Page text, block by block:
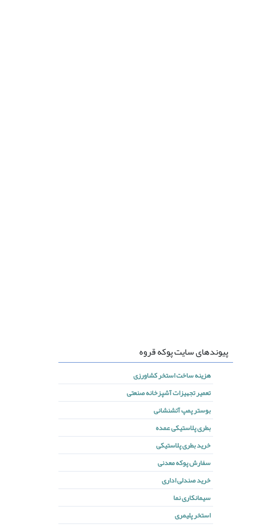
پیوندهای سایت پوکه قروه
هزینه ساخت استخر کشاورزی
تعمیر تجهیزات آشپزخانه صنعتی
بوستر پمپ آتشنشانی
بطری پلاستیکی عمده
خرید بطری پلاستیکی
سفارش پوکه معدنی
خرید صندلی اداری
سیمانکاری نما
استخر پلیمری